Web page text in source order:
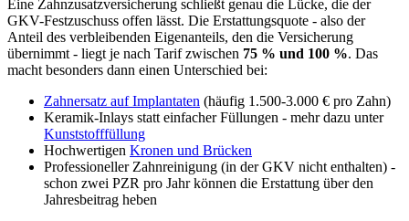
Eine Zahnzusatzversicherung schließt genau die Lücke, die der
GKV-Festzuschuss offen lässt. Die Erstattungsquote - also der
Anteil des verbleibenden Eigenanteils, den die Versicherung
übernimmt - liegt je nach Tarif zwischen 75 % und 100 %. Das
macht besonders dann einen Unterschied bei:
Zahnersatz auf Implantaten (häufig 1.500-3.000 € pro Zahn)
Keramik-Inlays statt einfacher Füllungen - mehr dazu unter
Kunststofffüllung
Hochwertigen Kronen und Brücken
Professioneller Zahnreinigung (in der GKV nicht enthalten) -
schon zwei PZR pro Jahr können die Erstattung über den
Jahresbeitrag heben